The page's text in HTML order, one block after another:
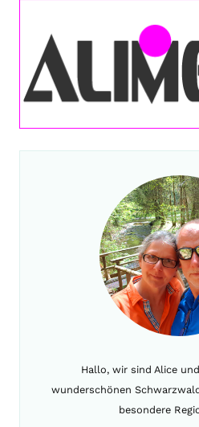
Hallo, wir sind Alice
wunderschönen
besondere